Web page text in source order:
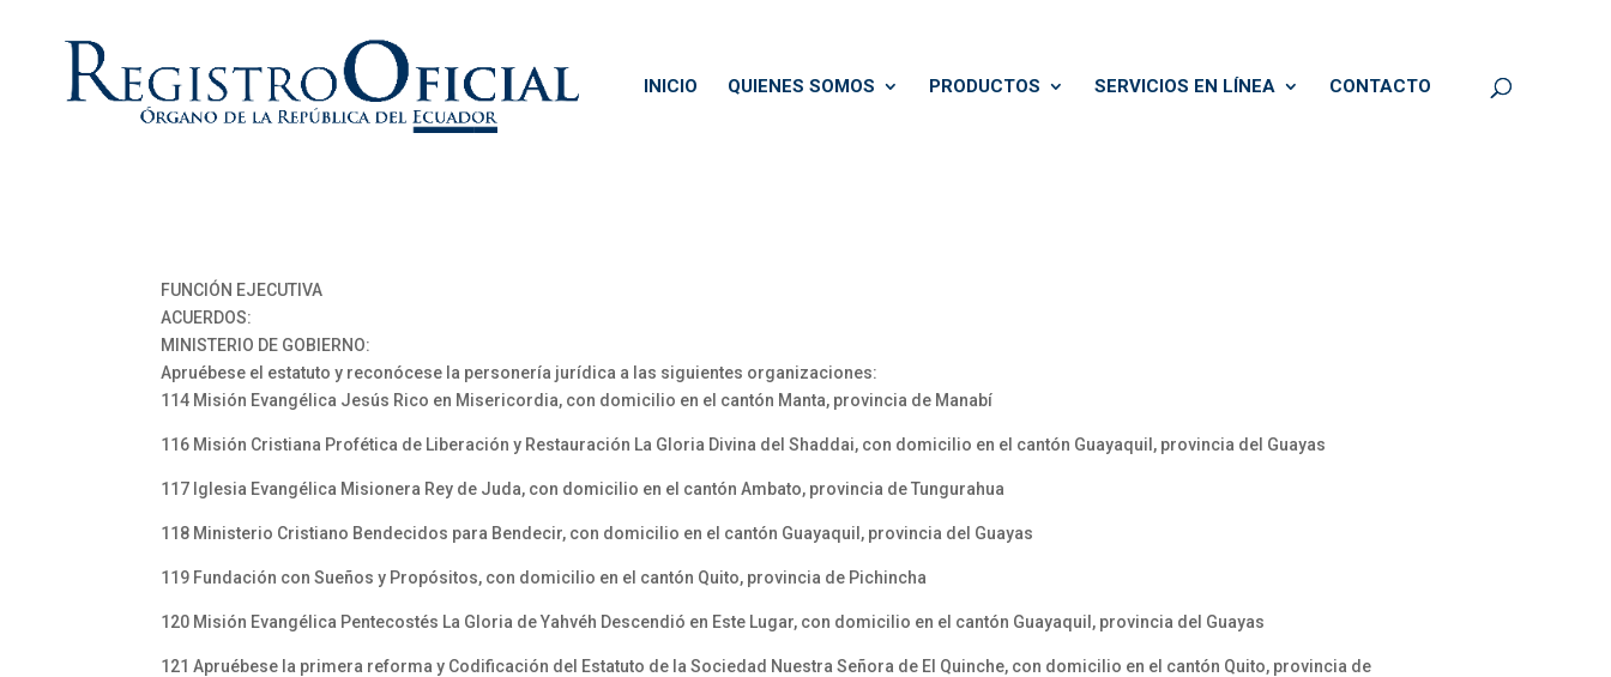
INICIO QUIENES SOMOS PRODUCTOS SERVICIOS EN LÍNEA CONTACTO
FUNCIÓN EJECUTIVA
ACUERDOS:
MINISTERIO DE GOBIERNO:
Apruébese el estatuto y reconócese la personería jurídica a las siguientes organizaciones:
114 Misión Evangélica Jesús Rico en Misericordia, con domicilio en el cantón Manta, provincia de Manabí
116 Misión Cristiana Profética de Liberación y Restauración La Gloria Divina del Shaddai, con domicilio en el cantón Guayaquil, provincia del Guayas
117 Iglesia Evangélica Misionera Rey de Juda, con domicilio en el cantón Ambato, provincia de Tungurahua
118 Ministerio Cristiano Bendecidos para Bendecir, con domicilio en el cantón Guayaquil, provincia del Guayas
119 Fundación con Sueños y Propósitos, con domicilio en el cantón Quito, provincia de Pichincha
120 Misión Evangélica Pentecostés La Gloria de Yahvéh Descendió en Este Lugar, con domicilio en el cantón Guayaquil, provincia del Guayas
121 Apruébese la primera reforma y Codificación del Estatuto de la Sociedad Nuestra Señora de El Quinche, con domicilio en el cantón Quito, provincia de